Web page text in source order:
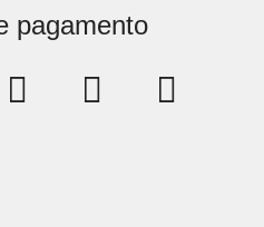
pagamento